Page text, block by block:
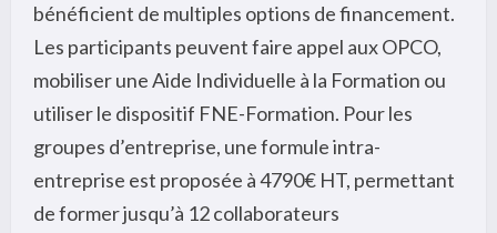
bénéficient de multiples options de financement.
Les participants peuvent faire appel aux OPCO,
mobiliser une Aide Individuelle à la Formation ou
utiliser le dispositif FNE-Formation. Pour les
groupes d’entreprise, une formule intra-
entreprise est proposée à 4790€ HT, permettant
de former jusqu’à 12 collaborateurs